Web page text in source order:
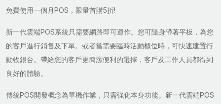
免費使用一個月POS，限量首購5折!
新一代雲端POS系統只需要網路即可運作。您可隨身帶著平板，為您
的客戶進行銷售及下單。或者當需要臨時活動櫃位時，可快速建置行
動收銀台。帶給您的客戶更簡潔便利的選擇，客戶及工作人員都得到
良好的體驗。
傳統POS開發概念為單機作業，只需強化本身功能。新一代雲端POS